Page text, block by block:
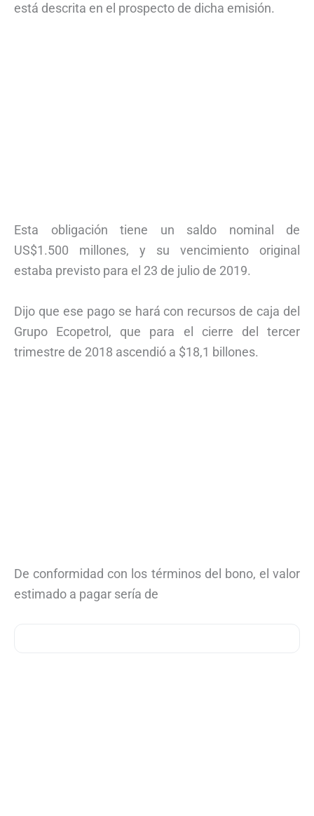
está descrita en el prospecto de dicha emisión.
Esta obligación tiene un saldo nominal de
US$1.500 millones, y su vencimiento original
estaba previsto para el 23 de julio de 2019.
Dijo que ese pago se hará con recursos de caja del
Grupo Ecopetrol, que para el cierre del tercer
trimestre de 2018 ascendió a $18,1 billones.
De conformidad con los términos del bono, el valor
estimado a pagar sería de